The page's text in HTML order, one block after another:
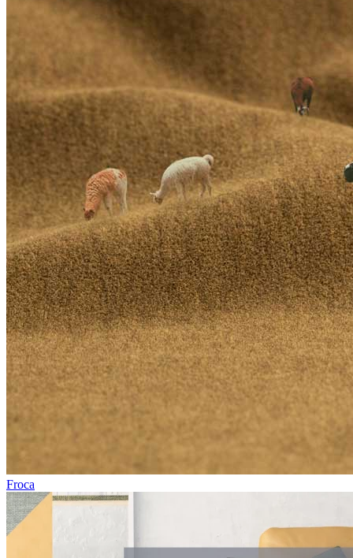
Froca